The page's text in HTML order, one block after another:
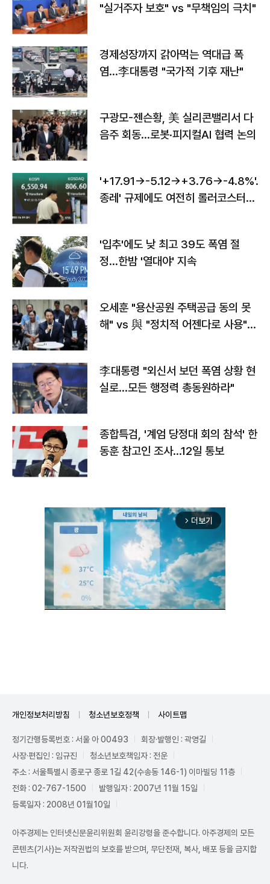
"실거주자 보호" vs "무책임의 극치"
경제성장까지 갉아먹는 역대급 폭
염…李대통령 "국가적 기후 재난"
구광모-젠슨황, 美 실리콘밸리서 다
음주 회동…로봇·피지컬AI 협력 논의
'+17.91→-5.12→+3.76→-4.8%'…'
종레' 규제에도 여전히 롤러코스터
'입추'에도 낮 최고 39도 폭염 절
정…한밤 '열대야' 지속
오세훈 "용산공원 주택공급 동의 못
해" vs 與 "정치적 어젠다로 사용"
李대통령 "외신서 보던 폭염 상황 현
실로…모든 행정력 총동원하라"
종합특검, '계엄 당정대 회의 참석' 한
동훈 참고인 조사...12일 통보
arrow_forward_ios 더보기
개인정보처리방침 청소년보호정책 사이트맵
정기간행등록번호 : 서울 아 00493
회장·발행인 : 곽영길
사장·편집인 : 임규진
청소년보호책임자 : 전운
주소 : 서울특별시 종로구 종로 1길 42(수송동 146-1) 이마빌딩 11층
전화 : 02-767-1500
발행일자 : 2007년 11월 15일
등록일자 : 2008년 01월10일
아주경제는 인터넷신문윤리위원회 윤리강령을 준수합니다. 아주경제의 모든
콘텐츠(기사)는 저작권법의 보호를 받으며, 무단전재, 복사, 배포 등을 금지합
니다.